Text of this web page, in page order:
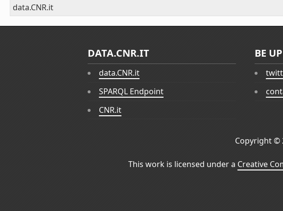
data.CNR.it
DATA.CNR.IT
data.CNR.it
SPARQL Endpoint
CNR.it
BE
Copyright ©
This work is licensed under a Creative